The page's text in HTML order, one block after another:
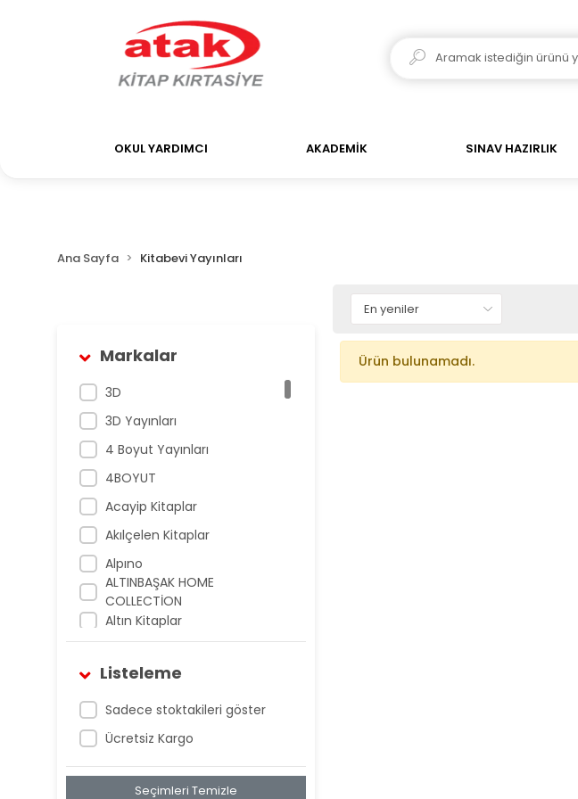
OKUL YARDIMCI AKADEMİK SINAV HAZIRLIK
Ana Sayfa Kitabevi Yayınları
Markalar
3D
3D Yayınları
4 Boyut Yayınları
4BOYUT
Acayip Kitaplar
Akılçelen Kitaplar
Alpıno
ALTINBAŞAK HOME
COLLECTİON
Altın Kitaplar
Antrenman Yayınları
Arı Yayıncılık
Armada Yayınları
Artıbir Yayıncılık
Artıbir Yayınları
Listeleme
Sadece stoktakileri göster
Ücretsiz Kargo
Seçimleri Temizle
Ürün bulunamadı.